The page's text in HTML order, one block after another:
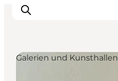
Galerien und Kunsthallen